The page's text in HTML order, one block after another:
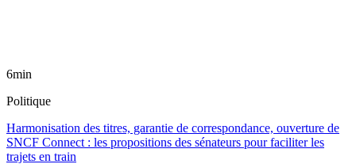
6min
Politique
Harmonisation des titres, garantie de correspondance, ouverture de
SNCF Connect : les propositions des sénateurs pour faciliter les
trajets en train